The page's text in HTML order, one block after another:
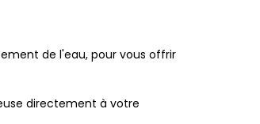
de l'eau, pour vous offrir
directement à votre